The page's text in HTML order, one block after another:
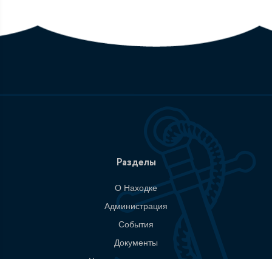
Разделы
О Находке
Администрация
События
Документы